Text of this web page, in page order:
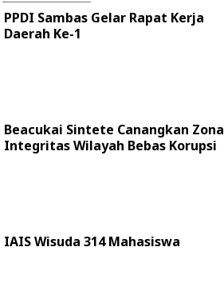
PPDI Sambas Gelar Rapat Kerja
Daerah Ke-1
Beacukai Sintete Canangkan Zona
Integritas Wilayah Bebas Korupsi
IAIS Wisuda 314 Mahasiswa